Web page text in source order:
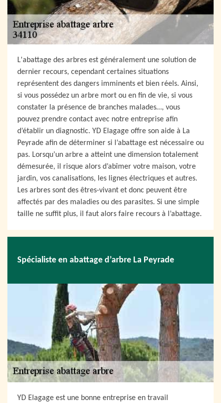
L'abattage des arbres est généralement une solution de
dernier recours, cependant certaines situations
représentent des dangers imminents et bien réels. Ainsi,
si vous possédez un arbre mort ou en fin de vie, si vous
constater la présence de branches malades…, vous
pouvez prendre contact avec notre entreprise afin
d’établir un diagnostic. YD Elagage offre son aide à La
Peyrade afin de déterminer si l’abattage est nécessaire ou
pas. Lorsqu’un arbre a atteint une dimension totalement
démesurée, il risque alors d’abîmer votre maison, votre
jardin, vos canalisations, les lignes électriques et autres.
Les arbres sont des êtres-vivant et donc peuvent être
affectés par des maladies ou des parasites. Si une simple
taille ne suffit plus, il faut alors faire recours à l’abattage.
Spécialiste en abattage d’arbre La Peyrade
YD Elagage est une bonne entreprise en travail